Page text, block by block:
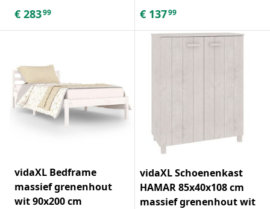
€ 28399 € 13799
vidaXL Bedframe
massief grenenhout
wit 90x200 cm
vidaXL Schoenenkast
HAMAR 85x40x108 cm
massief grenenhout wit